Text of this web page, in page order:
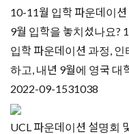
10-11월 입학 파운데이션
9월 입학을 놓치셨나요?
입학 파운데이션 과정,
하고, 내년 9월에 영국 대
2022-09-1531038
UCL 파운데이션 설명회